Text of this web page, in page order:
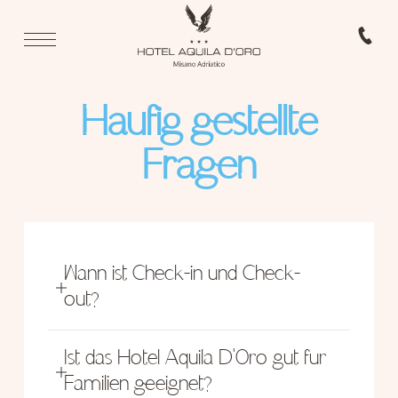
Häufig gestellte
Fragen
Wann ist Check-in und Check-
out?
Check-out von 08:00 bis 10:00.
Ist das Hotel Aquila D'Oro gut für
Familien geeignet?